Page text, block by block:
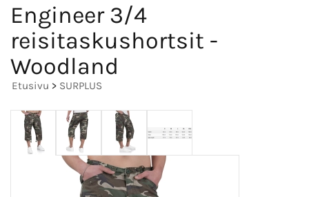
Engineer 3/4
reisitaskushortsit -
Woodland
Etusivu > SURPLUS